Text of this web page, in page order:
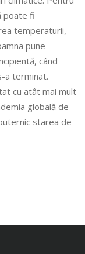
poate fi
temperaturii,
pune
când
a terminat.
cu atât mai mult
globală de
starea de